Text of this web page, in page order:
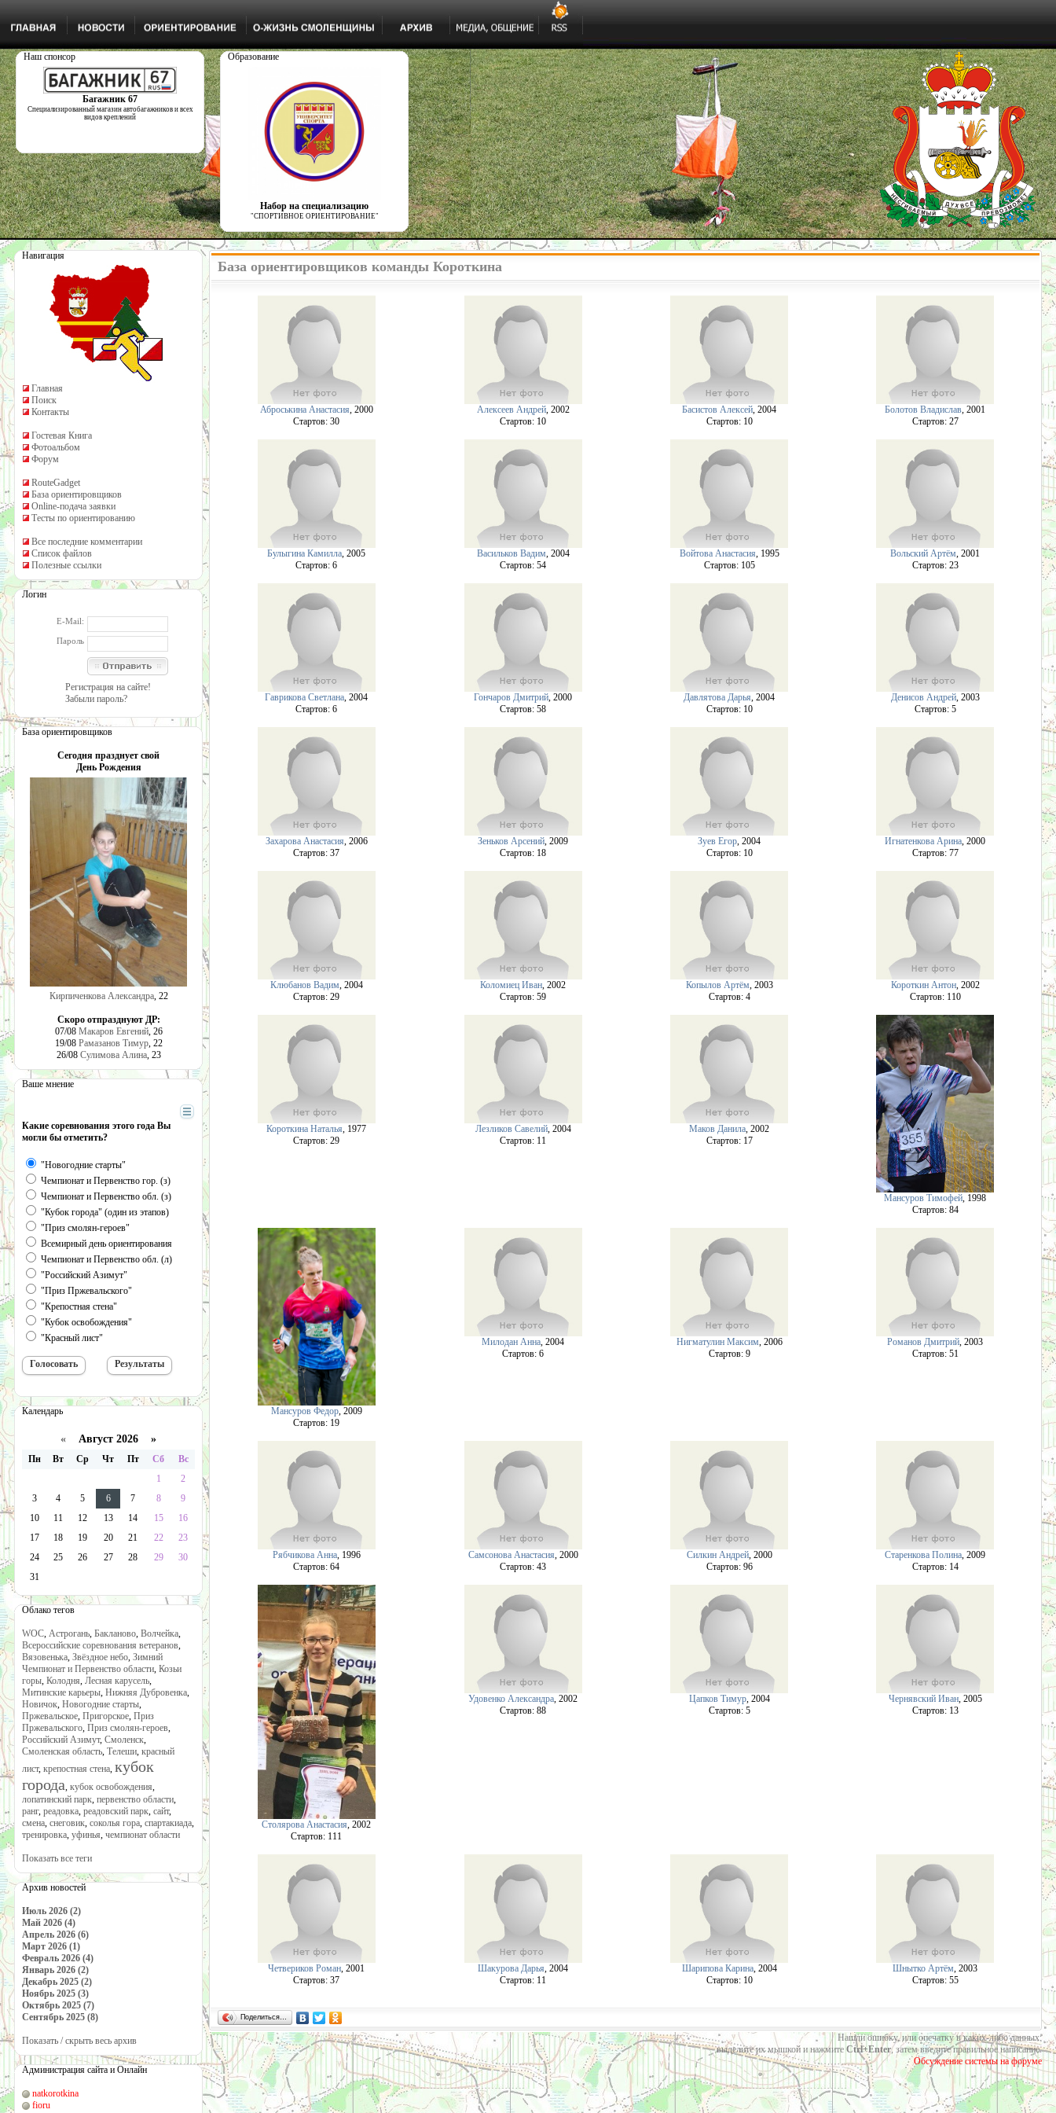
Наш спонсор
Багажник 67
Специализированный магазин автобагажников и всех
видов креплений
Образование
Набор на специализацию
"СПОРТИВНОЕ ОРИЕНТИРОВАНИЕ"
Навигация
Главная
Поиск
Контакты
Гостевая Книга
Фотоальбом
Форум
RouteGadget
База ориентировщиков
Online-подача заявки
Тесты по ориентированию
Все последние комментарии
Список файлов
Полезные ссылки
Логин
E-Mail:
Пароль
Регистрация на сайте!
Забыли пароль?
База ориентировщиков
Сегодня празднует свой
День Рождения
Кирпиченкова Александра, 22
Скоро отпразднуют ДР:
07/08 Макаров Евгений, 26
19/08 Рамазанов Тимур, 22
26/08 Сулимова Алина, 23
Ваше мнение
Какие соревнования этого года Вы
могли бы отметить?
"Новогодние старты"
Чемпионат и Первенство гор. (з)
Чемпионат и Первенство обл. (з)
"Кубок города" (один из этапов)
"Приз смолян-героев"
Всемирный день ориентирования
Чемпионат и Первенство обл. (л)
"Российский Азимут"
"Приз Пржевальского"
"Крепостная стена"
"Кубок освобождения"
"Красный лист"
Календарь
« Август 2026 »
Пн Вт Ср Чт Пт Сб
Вс
1
2
3
4 5 6 7 8
9
10
11 12 13 14 15
16
17
18 19 20 21 22
23
24
25 26 27 28 29
30
31
Облако тегов
WOC, Астрогань, Бакланово, Волчейка,
Всероссийские соревнования ветеранов,
Вязовенька, Звёздное небо, Зимний
Чемпионат и Первенство области, Козьи
горы, Колодня, Лесная карусель,
Митинские карьеры, Нижняя Дубровенка,
Новичок, Новогодние старты,
Пржевальское, Пригорское, Приз
Пржевальского, Приз смолян-героев,
Российский Азимут, Смоленск,
Смоленская область, Телеши, красный
лист, крепостная стена, кубок
города, кубок освобождения,
лопатинский парк, первенство области,
ранг, реадовка, реадовский парк, сайт,
смена, снеговик, соколья гора, спартакиада,
тренировка, уфинья, чемпионат области
Показать все теги
Архив новостей
Июль 2026 (2)
Май 2026 (4)
Апрель 2026 (6)
Март 2026 (1)
Февраль 2026 (4)
Январь 2026 (2)
Декабрь 2025 (2)
Ноябрь 2025 (3)
Октябрь 2025 (7)
Сентябрь 2025 (8)
Показать / скрыть весь архив
Администрация сайта и Онлайн
natkorotkina
fioru
База ориентировщиков команды Короткина
Аброськина Анастасия, 2000
Cтартов: 30
Алексеев Андрей, 2002
Cтартов: 10
Басистов Алексей, 2004
Cтартов: 10
Болотов Владислав, 2001
Cтартов: 27
Булыгина Камилла, 2005
Cтартов: 6
Васильков Вадим, 2004
Cтартов: 54
Войтова Анастасия, 1995
Cтартов: 105
Вольский Артём, 2001
Cтартов: 23
Гаврикова Светлана, 2004
Cтартов: 6
Гончаров Дмитрий, 2000
Cтартов: 58
Давлятова Дарья, 2004
Cтартов: 10
Денисов Андрей, 2003
Cтартов: 5
Захарова Анастасия, 2006
Cтартов: 37
Зеньков Арсений, 2009
Cтартов: 18
Зуев Егор, 2004
Cтартов: 10
Игнатенкова Арина, 2000
Cтартов: 77
Клюбанов Вадим, 2004
Cтартов: 29
Коломиец Иван, 2002
Cтартов: 59
Копылов Артём, 2003
Cтартов: 4
Короткин Антон, 2002
Cтартов: 110
Короткина Наталья, 1977
Cтартов: 29
Лезликов Савелий, 2004
Cтартов: 11
Маков Данила, 2002
Cтартов: 17
Мансуров Тимофей , 1998
Cтартов: 84
Мансуров Федор, 2009
Cтартов: 19
Милодан Анна, 2004
Cтартов: 6
Нигматулин Максим, 2006
Cтартов: 9
Романов Дмитрий, 2003
Cтартов: 51
Рябчикова Анна, 1996
Cтартов: 64
Самсонова Анастасия, 2000
Cтартов: 43
Силкин Андрей, 2000
Cтартов: 96
Старенкова Полина, 2009
Cтартов: 14
Столярова Анастасия , 2002
Cтартов: 111
Удовенко Александра, 2002
Cтартов: 88
Цапков Тимур, 2004
Cтартов: 5
Чернявский Иван, 2005
Cтартов: 13
Четвериков Роман, 2001
Cтартов: 37
Шакурова Дарья, 2004
Cтартов: 11
Шарипова Карина, 2004
Cтартов: 10
Шнытко Артём, 2003
Cтартов: 55
Поделиться…
Нашли ошибку, или опечатку в каких-либо данных:
выделите их мышкой и нажмите Ctrl+Enter, затем введите правильное написание.
Обсуждение системы на форуме